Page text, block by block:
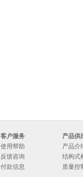
客户服务
使用帮助
反馈咨询
付款信息
产品供
产品介
结构式
质量控